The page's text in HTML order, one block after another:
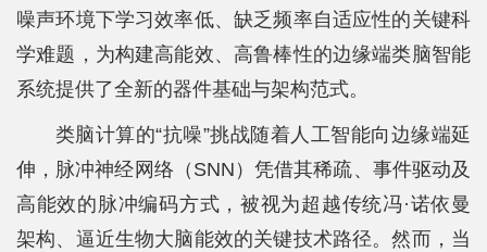
伍
科
研
噪声环境下学习效率低、缺乏频率自适应性的关键科
学难题，为构建高能效、高鲁棒性的边缘端类脑智能
系统提供了全新的器件基础与架构范式。
类脑计算的“抗噪”挑战随着人工智能向边缘端延
伸，脉冲神经网络（SNN）凭借其稀疏、事件驱动及
高能效的脉冲编码方式，被视为超越传统冯·诺依曼
架构、逼近生物大脑能效的关键技术路径。然而，当